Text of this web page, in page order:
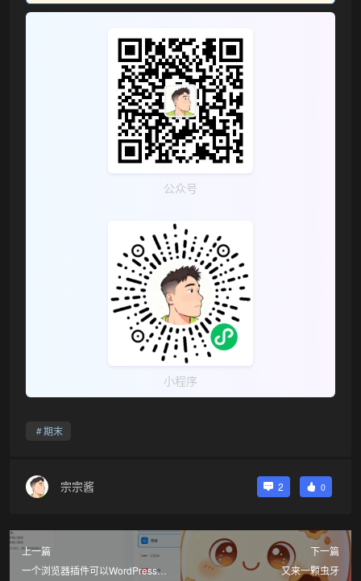
公众号
小程序
期末
宗宗酱 2 0
上一篇
一个浏览器插件可以WordPress文
下一篇
又来一颗虫牙